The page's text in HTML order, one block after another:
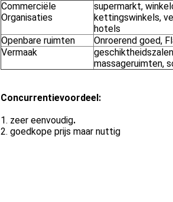
Commerciële
Organisaties
supermarkt,
kettingswinkels,
hotels
Openbare ruimten
Onroerend goed,
Vermaak
massageruimten,
Concurrentievoordeel:
1. zeer eenvoudig.
2. goedkope prijs maar nuttig